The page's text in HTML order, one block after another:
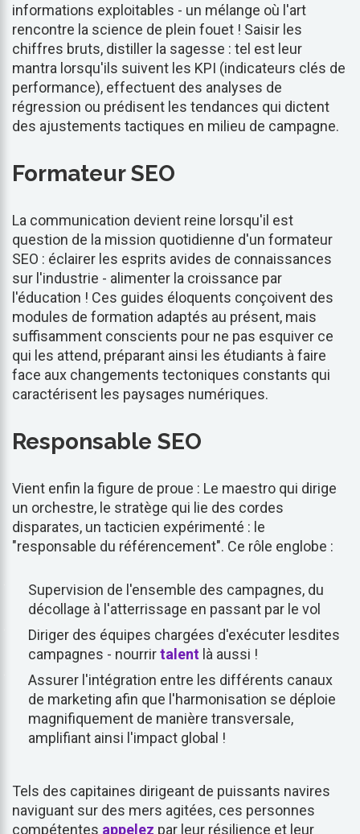
informations exploitables - un mélange où l'art
rencontre la science de plein fouet ! Saisir les
chiffres bruts, distiller la sagesse : tel est leur
mantra lorsqu'ils suivent les KPI (indicateurs clés de
performance), effectuent des analyses de
régression ou prédisent les tendances qui dictent
des ajustements tactiques en milieu de campagne.
Formateur SEO
La communication devient reine lorsqu'il est
question de la mission quotidienne d'un formateur
SEO : éclairer les esprits avides de connaissances
sur l'industrie - alimenter la croissance par
l'éducation ! Ces guides éloquents conçoivent des
modules de formation adaptés au présent, mais
suffisamment conscients pour ne pas esquiver ce
qui les attend, préparant ainsi les étudiants à faire
face aux changements tectoniques constants qui
caractérisent les paysages numériques.
Responsable SEO
Vient enfin la figure de proue : Le maestro qui dirige
un orchestre, le stratège qui lie des cordes
disparates, un tacticien expérimenté : le
"responsable du référencement". Ce rôle englobe :
Supervision de l'ensemble des campagnes, du
décollage à l'atterrissage en passant par le vol
Diriger des équipes chargées d'exécuter lesdites
campagnes - nourrirtalent là aussi !
Assurer l'intégration entre les différents canaux
de marketing afin que l'harmonisation se déploie
magnifiquement de manière transversale,
amplifiant ainsi l'impact global !
Tels des capitaines dirigeant de puissants navires
naviguant sur des mers agitées, ces personnes
compétentes appelez par leur résilience et leur